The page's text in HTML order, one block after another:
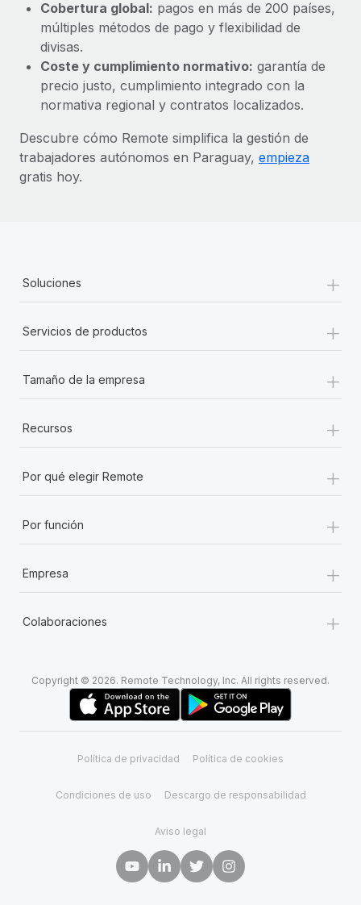
Cobertura global: pagos en más de 200 países,
múltiples métodos de pago y flexibilidad de
divisas.
Coste y cumplimiento normativo: garantía de
precio justo, cumplimiento integrado con la
normativa regional y contratos localizados.
Descubre cómo Remote simplifica la gestión de
trabajadores autónomos en Paraguay, empieza
gratis hoy.
Soluciones +
Servicios de productos +
Tamaño de la empresa +
Recursos +
Por qué elegir Remote +
Por función +
Empresa +
Colaboraciones +
Copyright © 2026. Remote Technology, Inc. All rights reserved.
Política de privacidad Política de cookies
Condiciones de uso Descargo de responsabilidad
Aviso legal